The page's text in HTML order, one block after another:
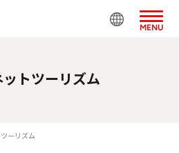
MENU
トツーリズム
ーリズム